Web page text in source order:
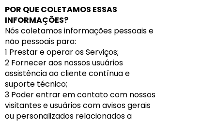
POR QUE COLETAMOS ESSAS
INFORMAÇÕES?
Nós coletamos informações pessoais e
não pessoais para:
1 Prestar e operar os Serviços;
2 Fornecer aos nossos usuários
assistência ao cliente contínua e
suporte técnico;
3 Poder entrar em contato com nossos
visitantes e usuários com avisos gerais
ou personalizados relacionados a